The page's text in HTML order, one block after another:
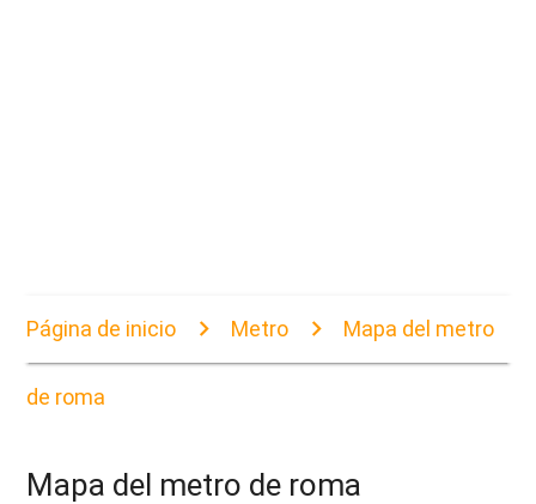
Página de inicio Metro Mapa del metro
de roma
Mapa del metro de roma